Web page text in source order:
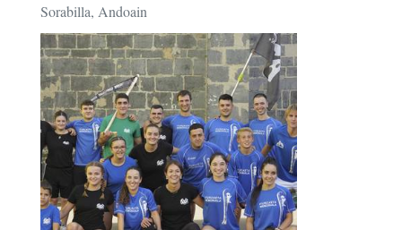
Sorabilla, Andoain